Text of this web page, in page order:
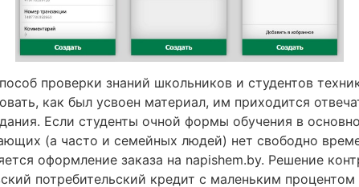
проверки знаний школьников и студентов
как был усвоен материал, им приходится
Если студенты очной формы обучения в
(а часто и семейных людей) нет свободно
оформление заказа на napishem.by. Решение
потребительский кредит с маленьким процентом